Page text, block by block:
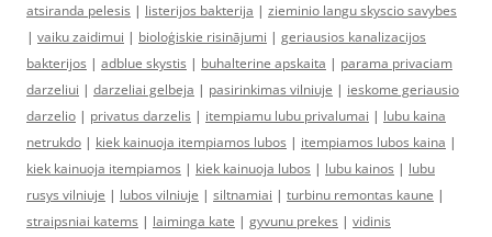
atsiranda pelesis | listerijos bakterija | zieminio langu skyscio savybes
| vaiku zaidimui | bioloģiskie risinājumi | geriausios kanalizacijos
bakterijos | adblue skystis | buhalterine apskaita | parama privaciam
darzeliui | darzeliai gelbeja | pasirinkimas vilniuje | ieskome geriausio
darzelio | privatus darzelis | itempiamu lubu privalumai | lubu kaina
netrukdo | kiek kainuoja itempiamos lubos | itempiamos lubos kaina |
kiek kainuoja itempiamos | kiek kainuoja lubos | lubu kainos | lubu
rusys vilniuje | lubos vilniuje | siltnamiai | turbinu remontas kaune |
straipsniai katems | laiminga kate | gyvunu prekes | vidinis